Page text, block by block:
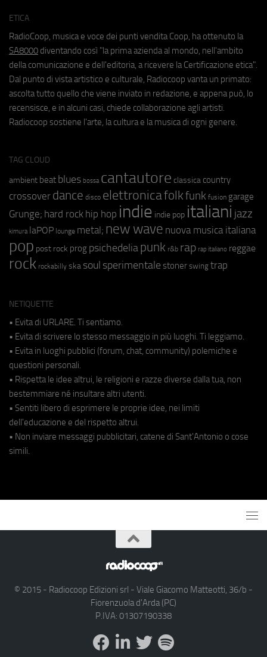
ETICA
RadioCoop, musica e voce dei punti vendita Coop, ha ottenuto la
SA8000 diventando così "la prima azienda al mondo, nell'ambito
della comunicazione e dell'editoria, a ricevere la Certificazione etica".
Dal punto di vista artistico e culturale, Radiocoop vanta un primato:
ascolta tutto quello che viene inviato in redazione, e appena può, lo
recensisce, e in alcuni casi, chiede collaborazione agli artisti.
Radiocoop sostiene l'arte, la cultura e la musica di ogni genere.
TAG CLOUD
ambient beat blues bossa cantautore classica country
crossover dance disco elettronicafolkfunk fusion garage
Grunge; hard rock hip hop indie indie pop italiani jazz
kimura laPOP lounge metal; new wave nuova musica italiana
pop post rock prog psichedeliapunk r&b rap rap italiano reggae
rock rockabilly ska soul sperimentale stoner swing trap
NETIQUETTE
• Evita di URLARE. Ti sentiamo.
• Evita di scrivere lo stesso messaggio in più luoghi. Ti leggiamo.
• Evita in luoghi pubblici (forum, chat, community) polemiche e
questioni personali.
• Rispetta le idee altrui, le religioni e razze diverse dalla tua, non
bestemmiare né insultare altri utenti.
• Sentiti libero di esprimere le proprie idee, nei limiti
dell'educazione e del rispetto altrui.
• Non inviare messaggi pubblicitari, catene di Sant'Antonio o cose
simili.
© 2015 - Radiocoop Edizioni srl - Viale Giacomo Matteotti, 36/b -
Fiorenzuola d'Arda (PC)
P.IVA: 01307190338